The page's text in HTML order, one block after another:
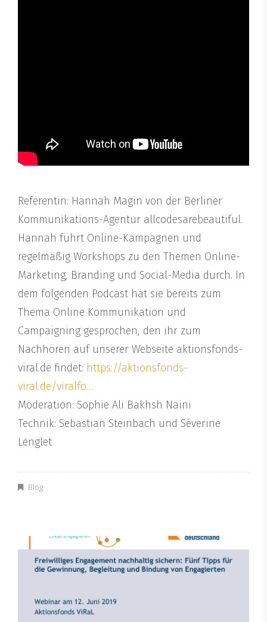
Referentin: Hannah Magin von der Berliner
Kommunikations-Agentur allcodesarebeautiful.
Hannah führt Online-Kampagnen und
regelmäßig Workshops zu den Themen Online-
Marketing, Branding und Social-Media durch. In
dem folgenden Podcast hat sie bereits zum
Thema Online Kommunikation und
Campaigning gesprochen, den ihr zum
Nachhören auf unserer Webseite aktionsfonds-
viral.de findet: https://aktionsfonds-
viral.de/viralfo…
Moderation: Sophie Ali Bakhsh Naini
Technik: Sebastian Steinbach und Séverine
Lenglet
Blog